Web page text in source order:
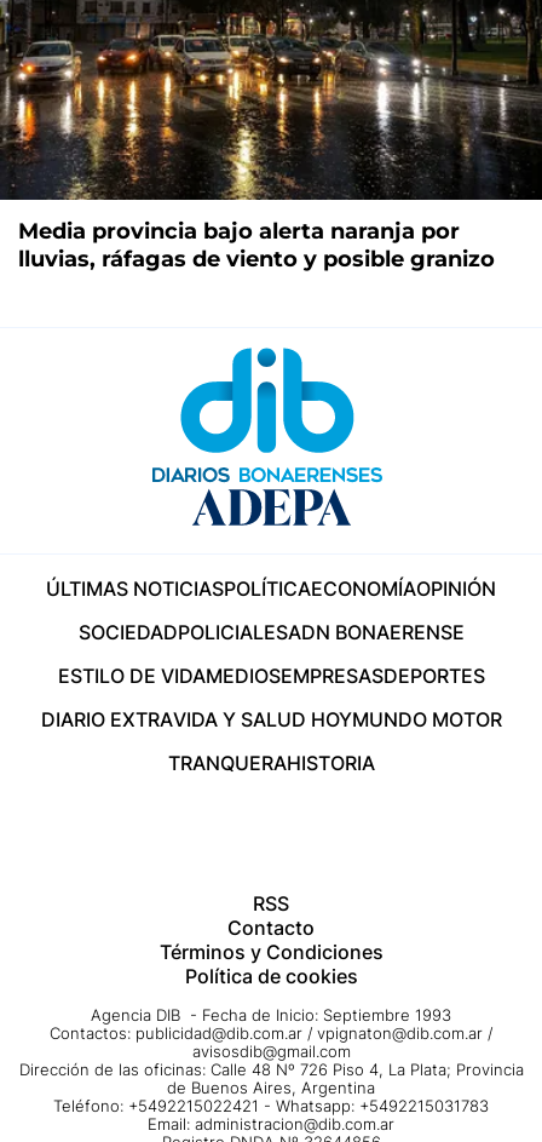
Media provincia bajo alerta naranja por
lluvias, ráfagas de viento y posible granizo
ÚLTIMAS NOTICIASPOLÍTICAECONOMÍAOPINIÓN
SOCIEDADPOLICIALESADN BONAERENSE
ESTILO DE VIDAMEDIOSEMPRESASDEPORTES
DIARIO EXTRAVIDA Y SALUD HOYMUNDO MOTOR
TRANQUERAHISTORIA
RSS
Contacto
Términos y Condiciones
Política de cookies
Agencia DIB - Fecha de Inicio: Septiembre 1993
Contactos: publicidad@dib.com.ar / vpignaton@dib.com.ar /
avisosdib@gmail.com
Dirección de las oficinas: Calle 48 Nº 726 Piso 4, La Plata; Provincia
de Buenos Aires, Argentina
Teléfono: +5492215022421 - Whatsapp: +5492215031783
Email: administracion@dib.com.ar